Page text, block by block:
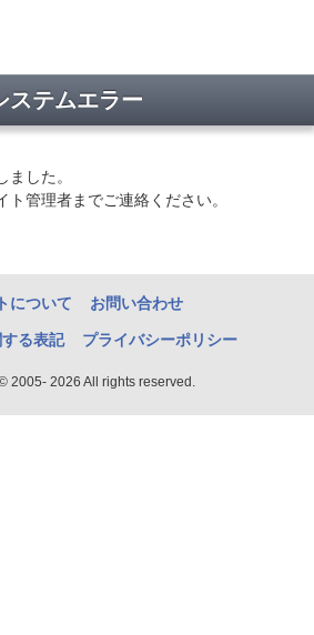
ステムエラー
した。
ト管理者までご連絡ください。
について お問い合わせ
る表記 プライバシーポリシー
2005- 2026 All rights reserved.